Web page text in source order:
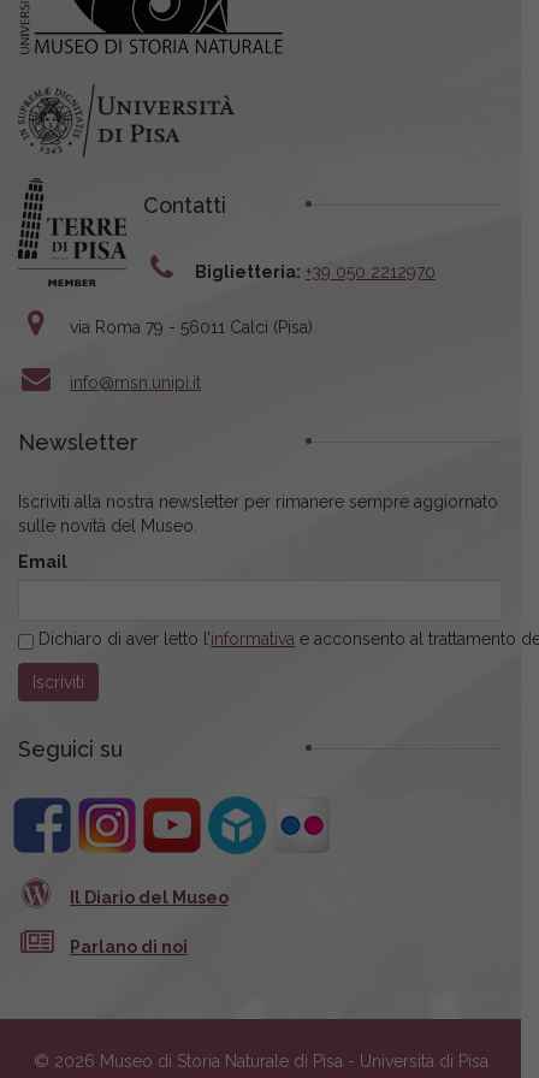
Contatti
Biglietteria: +39 050 2212970
via Roma 79 - 56011 Calci (Pisa)
info@msn.unipi.it
Newsletter
Iscriviti alla nostra newsletter per rimanere sempre aggiornato
sulle novità del Museo.
Email
Dichiaro di aver letto l’informativa e acconsento al trattamento
Seguici su
Il Diario del Museo
Parlano di noi
© 2026 Museo di Storia Naturale di Pisa - Università di Pisa